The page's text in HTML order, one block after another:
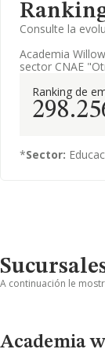
Consulte la
Academia
sector CNAE
Ranking de
*Sector:
A continuación le
Academia